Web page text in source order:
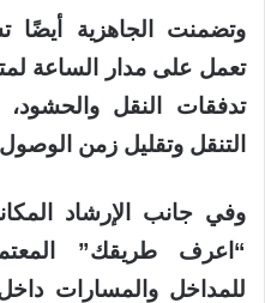
وتضمنت الجاهزية
تعمل على مدار الساعة
تدفقات النقل
التنقل وتقليل زمن
وفي جانب الإرشاد
“اعرف طريقك”
للمداخل والمسارات